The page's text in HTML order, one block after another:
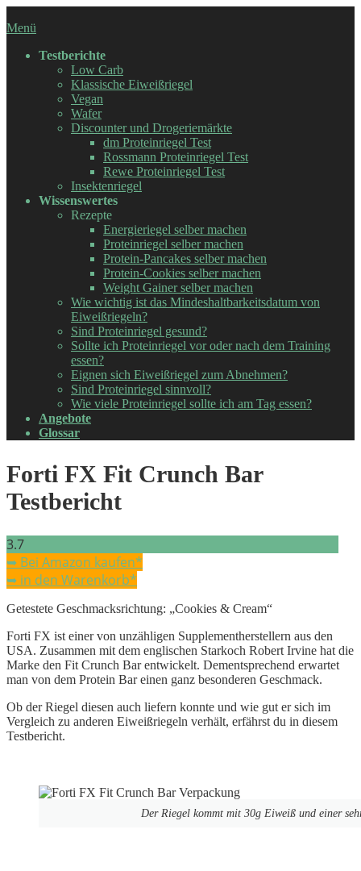
Inhalt
Menü
Testberichte
Low Carb
Klassische Eiweißriegel
Vegan
Wafer
Discounter und Drogeriemärkte
dm Proteinriegel Test
Rossmann Proteinriegel Test
Rewe Proteinriegel Test
Insektenriegel
Wissenswertes
Rezepte
Energieriegel selber machen
Proteinriegel selber machen
Protein-Pancakes selber machen
Protein-Cookies selber machen
Weight Gainer selber machen
Wie wichtig ist das Mindeshaltbarkeitsdatum von
Eiweißriegeln?
Sind Proteinriegel gesund?
Sollte ich Proteinriegel vor oder nach dem Training
essen?
Eignen sich Eiweißriegel zum Abnehmen?
Sind Proteinriegel sinnvoll?
Wie viele Proteinriegel sollte ich am Tag essen?
Angebote
Glossar
Forti FX Fit Crunch Bar
Testbericht
3.7
➥ Bei Amazon kaufen*
➥ in den Warenkorb*
Getestete Geschmacksrichtung: „Cookies & Cream“
Forti FX ist einer von unzähligen Supplementherstellern aus den
USA. Zusammen mit dem englischen Starkoch Robert Irvine hat die
Marke den Fit Crunch Bar entwickelt. Dementsprechend erwartet
man von dem Protein Bar einen ganz besonderen Geschmack.
Ob der Riegel diesen auch liefern konnte und wie gut er sich im
Vergleich zu anderen Eiweißriegeln verhält, erfährst du in diesem
Testbericht.
Der Riegel kommt mit 30g Eiweiß und einer